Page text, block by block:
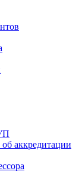
аккредитации